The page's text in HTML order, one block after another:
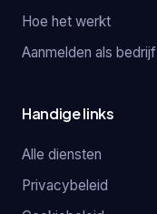
Hoe het werkt
Aanmelden als bedrijf
Handige links
Alle diensten
Privacybeleid